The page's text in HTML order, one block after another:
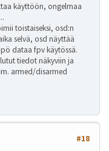
käyttöön, ongelmaa
toistaiseksi, osd:n
selvä, osd näyttää
dataa fpv käytössä.
tiedot näkyviin ja
armed/disarmed
#18